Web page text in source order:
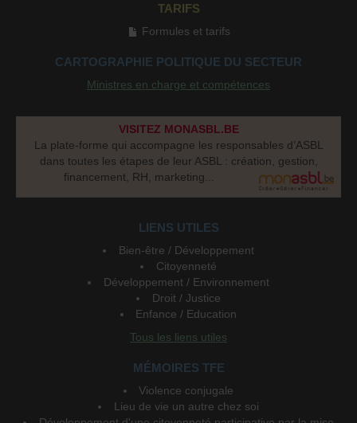
TARIFS
Formules et tarifs
CARTOGRAPHIE POLITIQUE DU SECTEUR
Ministres en charge et compétences
VISITEZ MONASBL.BE
La plate-forme qui accompagne les responsables d’ASBL
dans toutes les étapes de leur ASBL : création, gestion,
financement, RH, marketing...
LIENS UTILES
Bien-être / Développement
Citoyenneté
Développement / Environnement
Droit / Justice
Enfance / Education
Tous les liens utiles
MÉMOIRES TFE
Violence conjugale
Lieu de vie un autre chez soi